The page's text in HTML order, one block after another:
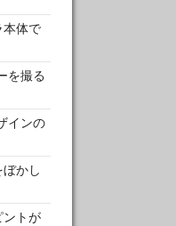
本体で
を撮る
インの
ぼかし
ントが